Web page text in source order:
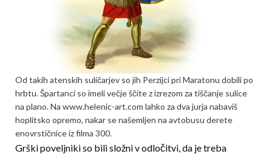
Od takih atenskih suličarjev so jih Perzijci pri Maratonu dobili po
hrbtu. Špartanci so imeli večje ščite z izrezom za tiščanje sulice
na plano. Na www.helenic-art.com lahko za dva jurja nabaviš
hoplitsko opremo, nakar se našemljen na avtobusu derete
enovrstičnice iz filma 300.
Grški poveljniki so bili složni v odločitvi, da je treba